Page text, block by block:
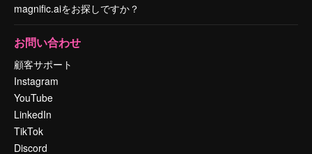
magnific.aiをお探しですか？
お問い合わせ
顧客サポート
Instagram
YouTube
LinkedIn
TikTok
Discord